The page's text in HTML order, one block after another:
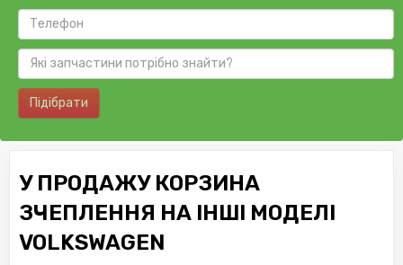
Підібрати
У ПРОДАЖУ КОРЗИНА
ЗЧЕПЛЕННЯ НА ІНШІ МОДЕЛІ
VOLKSWAGEN